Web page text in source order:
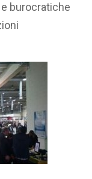
burocratiche